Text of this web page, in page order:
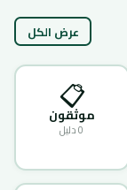
عرض الكل
📋
موثقون
0 دليل